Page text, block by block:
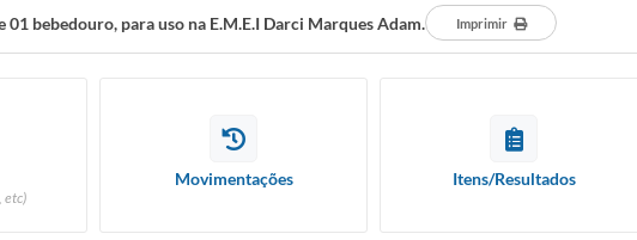
01 bebedouro, para uso na E.M.E.I Darci Marques Adam. Imprimir
etc)
Movimentações Itens/Resultados